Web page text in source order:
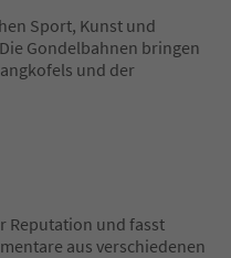
Sport, Kunst und
Gondelbahnen bringen
und der
Reputation und fasst
aus verschiedenen